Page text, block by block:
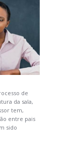
de
da sala,
tem,
entre pais
sido